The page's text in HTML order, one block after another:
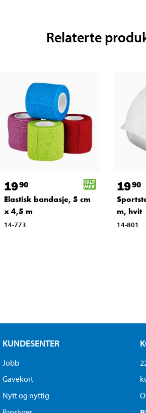
Relaterte
1990
Elastisk bandasje, 5 cm
x 4,5 m
14-773
1990
m, hvit
14-801
KUNDESENTER
Jobb
Gavekort
Nytt og nyttig